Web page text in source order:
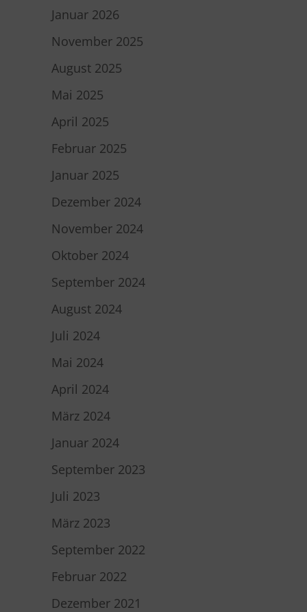
Januar 2026
November 2025
August 2025
Mai 2025
April 2025
Februar 2025
Januar 2025
Dezember 2024
November 2024
Oktober 2024
September 2024
August 2024
Juli 2024
Mai 2024
April 2024
März 2024
Januar 2024
September 2023
Juli 2023
März 2023
September 2022
Februar 2022
Dezember 2021